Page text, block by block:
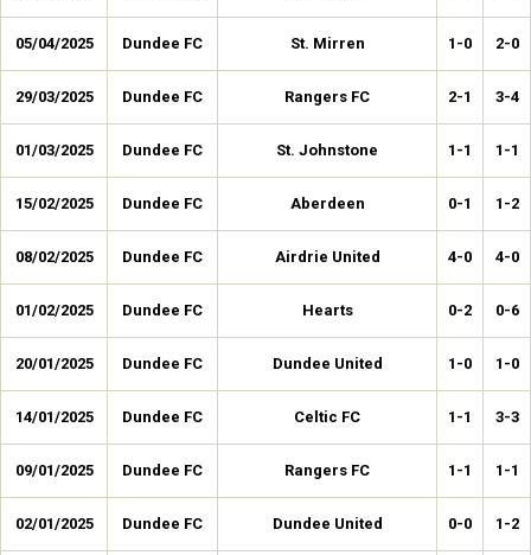
05/04/2025 Dundee FC St. Mirren 1-0 2-0
29/03/2025 Dundee FC Rangers FC 2-1 3-4
01/03/2025 Dundee FC St. Johnstone 1-1 1-1
15/02/2025 Dundee FC Aberdeen 0-1 1-2
08/02/2025 Dundee FC Airdrie United 4-0 4-0
01/02/2025 Dundee FC Hearts 0-2 0-6
20/01/2025 Dundee FC Dundee United 1-0 1-0
14/01/2025 Dundee FC Celtic FC 1-1 3-3
09/01/2025 Dundee FC Rangers FC 1-1 1-1
02/01/2025 Dundee FC Dundee United 0-0 1-2